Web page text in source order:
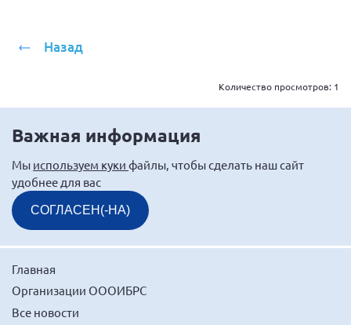
г. Севастополь
Свердловская область
Смоленская область
Ставропольский край
Сахалинская область
Тульская область
Ульяновская область
Челябинская область
Назад
Количество просмотров: 1
Важная информация
Мы используем куки файлы, чтобы сделать наш сайт
удобнее для вас
СОГЛАСЕН(-НА)
Главная
Организации ОООИБРС
Все новости